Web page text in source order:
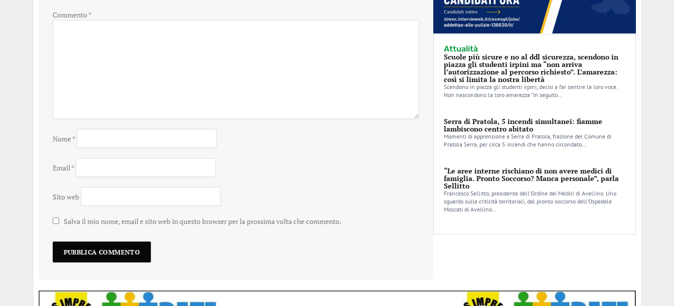
Commento *
Nome*
Email *
Sito web
Salva il mio nome, email e sito web in questo browser per la prossima volta che commento.
Attualità
Scuole più sicure e no al ddl sicurezza, scendono in
piazza gli studenti irpini ma “non arriva
l’autorizzazione al percorso richiesto”. L’amarezza:
così si limita la nostra libertà
Scendono in piazza gli studenti irpini, decisi a far sentire la loro voce.
Non nascondono la loro amarezza “In seguito…
Serra di Pratola, 5 incendi simultanei: fiamme
lambiscono centro abitato
Momenti di apprensione a Serra di Pratola, frazione del Comune di
Pratola Serra, per circa 5 incendi che hanno circondato…
“Le aree interne rischiano di non avere medici di
famiglia. Pronto Soccorso? Manca personale”, parla
Sellitto
Francesco Sellitto, presidente dell’Ordine dei Medici di Avellino. Uno
sguardo sulle criticità territoriali, dal pronto soccorso dell’Ospedale
Moscati di Avellino…